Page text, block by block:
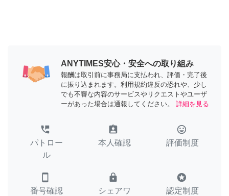
ANYTIMES安心・安全への取り組み
報酬は取引前に事務局に支払われ、評価・完了後
に振り込まれます。利用規約違反の恐れや、少し
でも不審な内容のサービスやリクエストやユーザ
ーがあった場合は通報してください。
詳細を見る
perm_phone_msg
パトロー
ル
assignment_ind
本人確認
tag_faces
評価制度
smartphone
番号確認
lock
シェアワ
stars
認定制度